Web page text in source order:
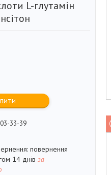
L-глутамін
33-39
повернення
14 днів за